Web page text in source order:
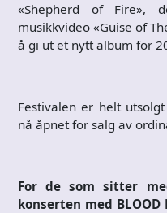
«Shepherd of Fire»,
musikkvideo «Guise of
å gi ut et nytt album for
Festivalen er helt
nå åpnet for salg av
For de som sitter
konserten med BLOOD